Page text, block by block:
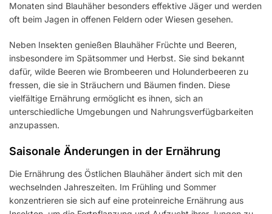
Monaten sind Blauhäher besonders effektive Jäger und werden
oft beim Jagen in offenen Feldern oder Wiesen gesehen.
Neben Insekten genießen Blauhäher Früchte und Beeren,
insbesondere im Spätsommer und Herbst. Sie sind bekannt
dafür, wilde Beeren wie Brombeeren und Holunderbeeren zu
fressen, die sie in Sträuchern und Bäumen finden. Diese
vielfältige Ernährung ermöglicht es ihnen, sich an
unterschiedliche Umgebungen und Nahrungsverfügbarkeiten
anzupassen.
Saisonale Änderungen in der Ernährung
Die Ernährung des Östlichen Blauhäher ändert sich mit den
wechselnden Jahreszeiten. Im Frühling und Sommer
konzentrieren sie sich auf eine proteinreiche Ernährung aus